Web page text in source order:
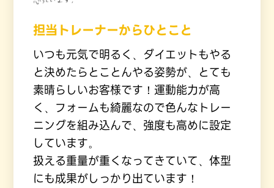
担当トレーナーからひとこと
いつも元気で明るく、ダイエットもやる
と決めたらとことんやる姿勢が、とても
素晴らしいお客様です！運動能力が高
く、フォームも綺麗なので色んなトレー
ニングを組み込んで、強度も高めに設定
しています。
扱える重量が重くなってきていて、体型
にも成果がしっかり出ています！